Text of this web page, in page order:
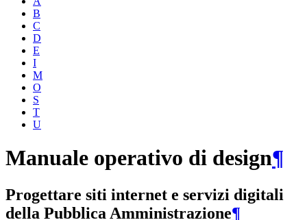
B
C
D
E
I
M
O
S
T
U
Manuale operativo di design¶
Progettare siti internet e servizi digitali
della Pubblica Amministrazione¶